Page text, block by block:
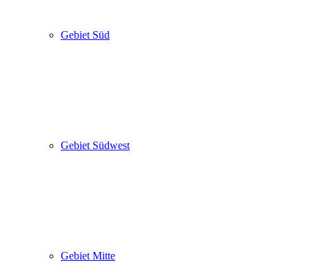
Gebiet Süd
Gebiet Südwest
Gebiet Mitte